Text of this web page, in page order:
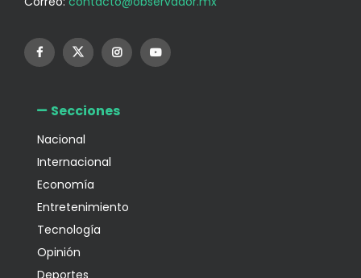
Secciones
Nacional
Internacional
Economía
Entretenimiento
Tecnología
Opinión